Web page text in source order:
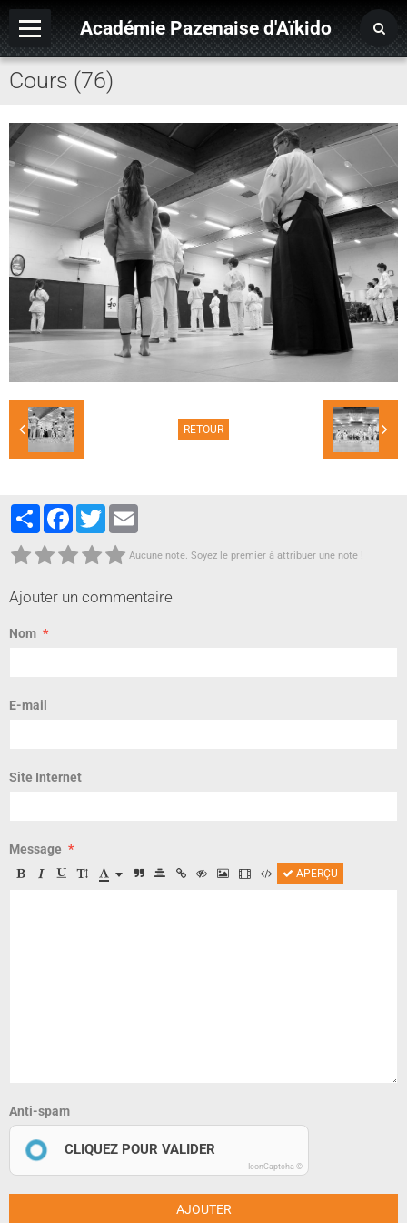
Académie Pazenaise d'Aïkido
Contact
Album photo
Agenda
Cours (76)
RETOUR
PartagerFacebook
Twitter
Aucune note. Soyez le premier à attribuer une note !
Ajouter un commentaire
Nom
E-mail
Site Internet
Message
APERÇU
Anti-spam
CLIQUEZ POUR VALIDER
IconCaptcha ©
AJOUTER